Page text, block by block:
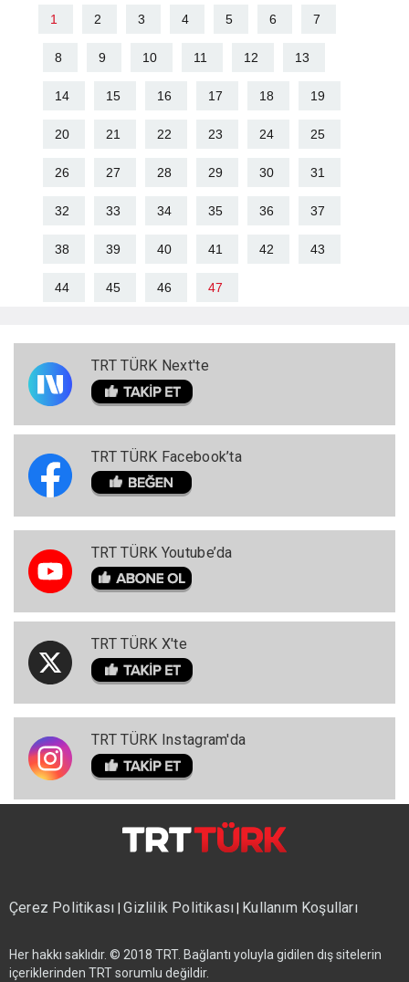
1 2 3 4 5 6 7
8 9 10 11 12 13
14 15 16 17 18 19
20 21 22 23 24 25
26 27 28 29 30 31
32 33 34 35 36 37
38 39 40 41 42 43
44 45 46 47
TRT TÜRK Next'te
TRT TÜRK Facebook’ta
TRT TÜRK Youtube’da
TRT TÜRK X'te
TRT TÜRK Instagram'da
Çerez Politikası|Gizlilik Politikası| Kullanım Koşulları
Her hakkı saklıdır. © 2018 TRT. Bağlantı yoluyla gidilen dış sitelerin
içeriklerinden TRT sorumlu değildir.